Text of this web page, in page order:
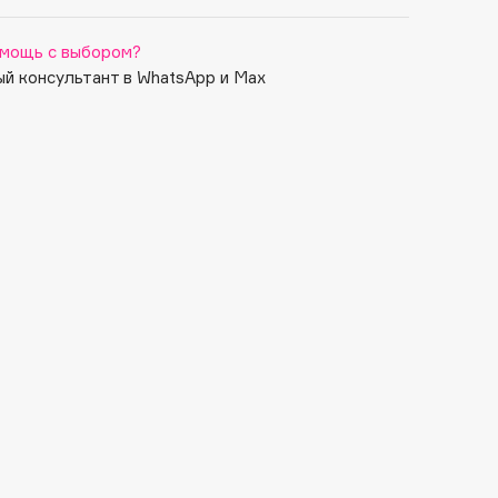
с выбором?
консультант в WhatsApp и Max